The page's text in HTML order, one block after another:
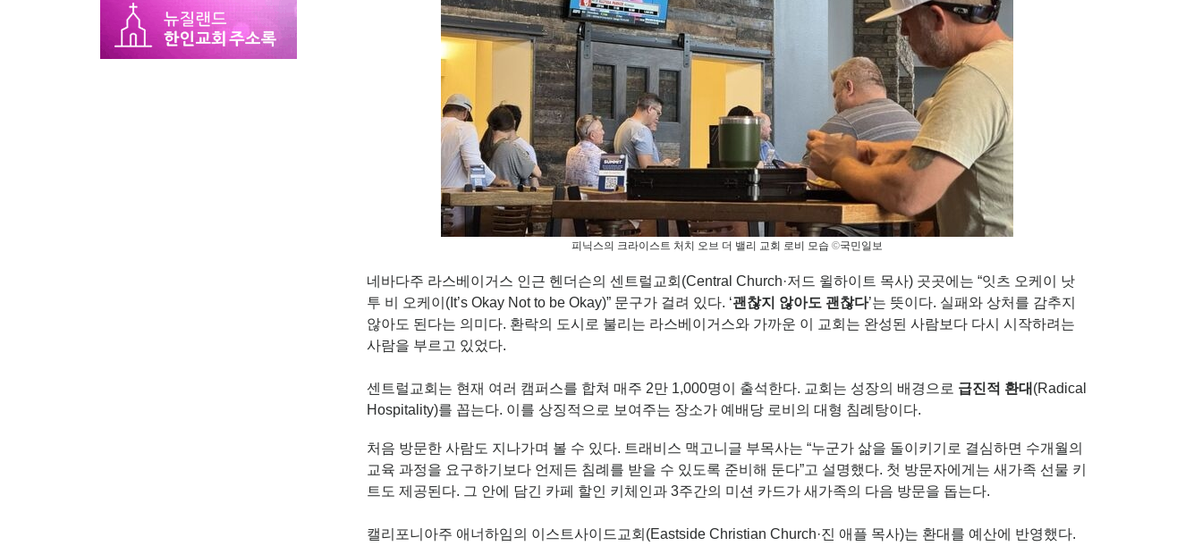
피닉스의 크라이스트 처치 오브 더 밸리 교회 로비 모습©국민일보
네바다주 라스베이거스 인근 헨더슨의 센트럴교회(Central Church·저드 윌하이트 목사) 곳곳에는 “잇츠 오케이 낫
투 비 오케이(It’s Okay Not to be Okay)” 문구가 걸려 있다. ‘괜찮지 않아도 괜찮다’는 뜻이다. 실패와 상처를 감추지
않아도 된다는 의미다. 환락의 도시로 불리는 라스베이거스와 가까운 이 교회는 완성된 사람보다 다시 시작하려는
사람을 부르고 있었다.
센트럴교회는 현재 여러 캠퍼스를 합쳐 매주 2만 1,000명이 출석한다. 교회는 성장의 배경으로 급진적 환대 (Radical
Hospitality)를 꼽는다. 이를 상징적으로 보여주는 장소가 예배당 로비의 대형 침례탕이다.
처음 방문한 사람도 지나가며 볼 수 있다. 트래비스 맥고니글 부목사는 “누군가 삶을 돌이키기로 결심하면 수개월의
교육 과정을 요구하기보다 언제든 침례를 받을 수 있도록 준비해 둔다”고 설명했다. 첫 방문자에게는 새가족 선물 키
트도 제공된다. 그 안에 담긴 카페 할인 키체인과 3주간의 미션 카드가 새가족의 다음 방문을 돕는다.
캘리포니아주 애너하임의 이스트사이드교회(Eastside Christian Church·진 애플 목사)는 환대를 예산에 반영했다.